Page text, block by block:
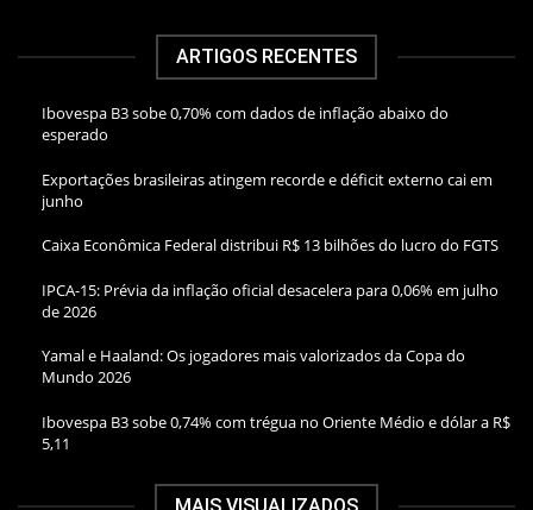
ARTIGOS RECENTES
Ibovespa B3 sobe 0,70% com dados de inflação abaixo do
esperado
Exportações brasileiras atingem recorde e déficit externo cai em
junho
Caixa Econômica Federal distribui R$ 13 bilhões do lucro do FGTS
IPCA-15: Prévia da inflação oficial desacelera para 0,06% em julho
de 2026
Yamal e Haaland: Os jogadores mais valorizados da Copa do
Mundo 2026
Ibovespa B3 sobe 0,74% com trégua no Oriente Médio e dólar a R$
5,11